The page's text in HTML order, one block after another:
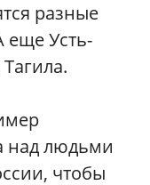
разные
еще Усть-
над людьми
чтобы